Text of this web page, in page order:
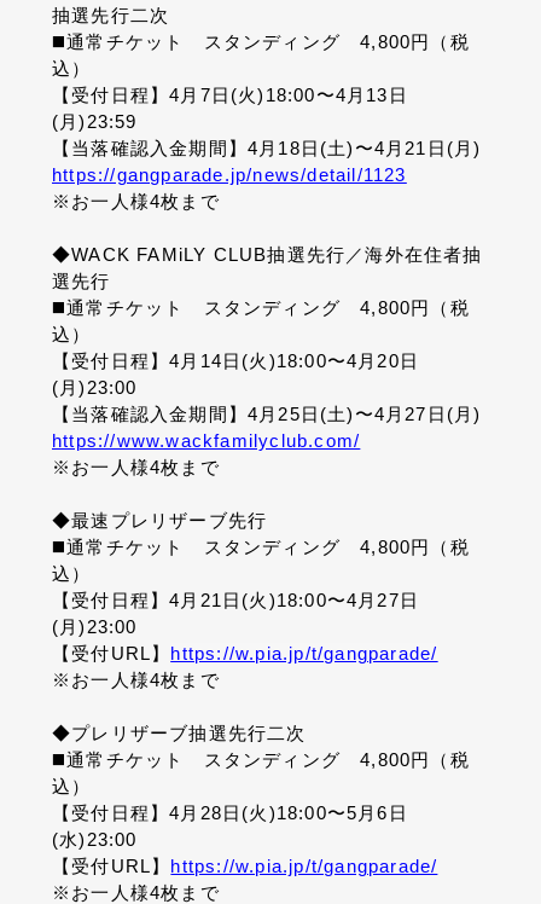
抽選先行二次
◼️通常チケット スタンディング 4,800円（税
込）
【受付日程】4月7日(火)18:00〜4月13日
(月)23:59
【当落確認入金期間】4月18日(土)〜4月21日(月)
https://gangparade.jp/news/detail/1123
※お一人様4枚まで
◆WACK FAMiLY CLUB抽選先行／海外在住者抽
選先行
◼️通常チケット スタンディング 4,800円（税
込）
【受付日程】4月14日(火)18:00〜4月20日
(月)23:00
【当落確認入金期間】4月25日(土)〜4月27日(月)
https://www.wackfamilyclub.com/
※お一人様4枚まで
◆最速プレリザーブ先行
◼️通常チケット スタンディング 4,800円（税
込）
【受付日程】4月21日(火)18:00〜4月27日
(月)23:00
【受付URL】 https://w.pia.jp/t/gangparade/
※お一人様4枚まで
◆プレリザーブ抽選先行二次
◼️通常チケット スタンディング 4,800円（税
込）
【受付日程】4月28日(火)18:00〜5月6日
(水)23:00
【受付URL】 https://w.pia.jp/t/gangparade/
※お一人様4枚まで